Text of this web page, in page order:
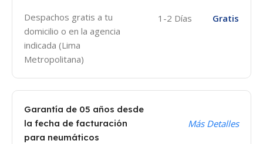
Despachos gratis a tu
domicilio o en la agencia
indicada (Lima
Metropolitana)
1-2 Días Gratis
Garantía de 05 años desde
la fecha de facturación
para neumáticos
Más Detalles